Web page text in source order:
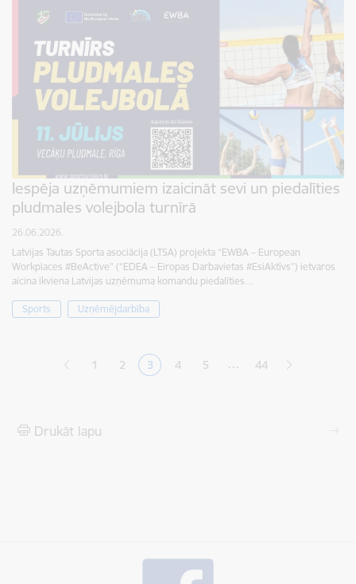
Iespēja uzņēmumiem izaicināt sevi un piedalīties
pludmales volejbola turnīrā
26.06.2026.
Latvijas Tautas Sporta asociācija (LTSA) projekta “EWBA – European
Workplaces #BeActive” (“EDEA – Eiropas Darbavietas #EsiAktīvs”) ietvaros
aicina ikviena Latvijas uzņēmuma komandu piedalīties…
Sports Uzņēmējdarbība
Lapa
1 Lapa
2 Pašreizējā lapa
3 Lapa
4 Lapa
5 … 44
Drukāt lapu